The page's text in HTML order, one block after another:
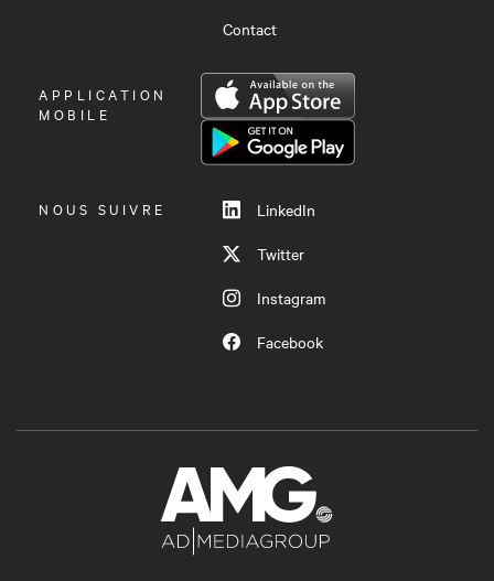
Contact
OUVRIR
LE
APPLICATION
MOBILE
NOUS SUIVRE
LinkedIn
Twitter
Instagram
Facebook